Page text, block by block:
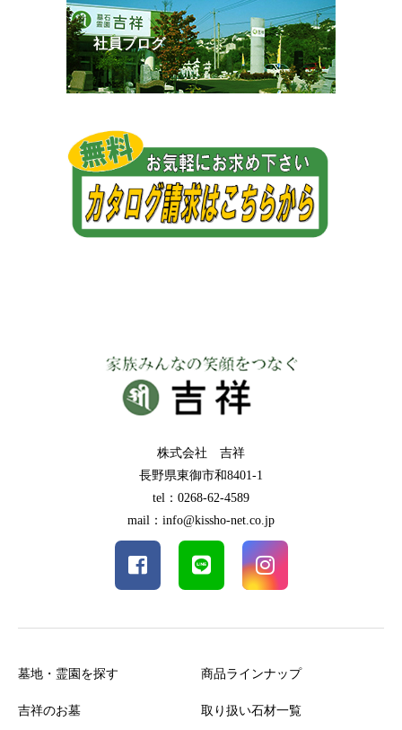
社員ブログ
株式会社 吉祥
長野県東御市和8401-1
tel：0268-62-4589
mail：info@kissho-net.co.jp
墓地・霊園を探す
吉祥のお墓
商品ラインナップ
取り扱い石材一覧